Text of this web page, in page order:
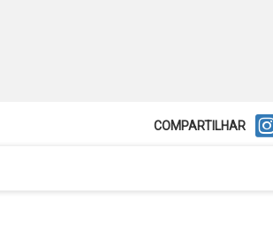
COMPARTILHAR